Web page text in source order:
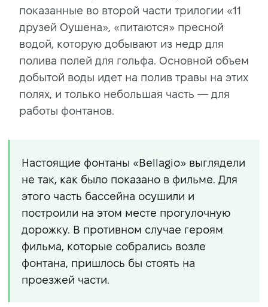
показанные во второй части трилогии «11
друзей Оушена», «питаются» пресной
водой, которую добывают из недр для
полива полей для гольфа. Основной объем
добытой воды идет на полив травы на этих
полях, и только небольшая часть — для
работы фонтанов.
Настоящие фонтаны «Bellagio» выглядели
не так, как было показано в фильме. Для
этого часть бассейна осушили и
построили на этом месте прогулочную
дорожку. В противном случае героям
фильма, которые собрались возле
фонтана, пришлось бы стоять на
проезжей части.